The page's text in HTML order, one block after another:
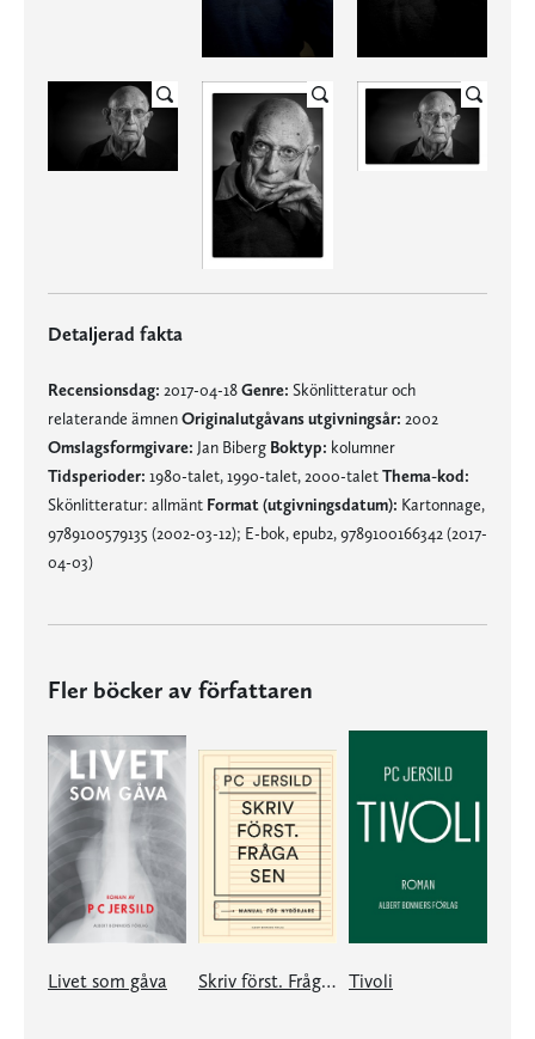
Detaljerad fakta
Recensionsdag: 2017-04-18Genre: Skönlitteratur och
relaterande ämnenOriginalutgåvans utgivningsår: 2002
Omslagsformgivare: Jan Biberg Boktyp: kolumner
Tidsperioder: 1980-talet, 1990-talet, 2000-taletThema-kod:
Skönlitteratur: allmänt Format (utgivningsdatum): Kartonnage,
9789100579135 (2002-03-12); E-bok, epub2, 9789100166342 (2017-
04-03)
Fler böcker av författaren
Livet som gåva Skriv först. Fråga sen Tivoli